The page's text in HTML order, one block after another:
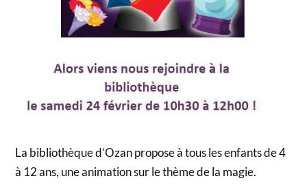
La bibliothèque d’Ozan propose à tous les enfants de 4
à 12 ans, une animation sur le thème de la magie.